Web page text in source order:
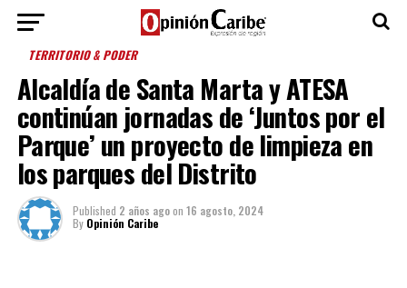
TERRITORIO & PODER
Alcaldía de Santa Marta y ATESA
continúan jornadas de ‘Juntos por el
Parque’ un proyecto de limpieza en
los parques del Distrito
Published 2 años agoon 16 agosto, 2024
By Opinión Caribe